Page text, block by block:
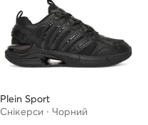
Plein Sport
Снікерcи · Чорний